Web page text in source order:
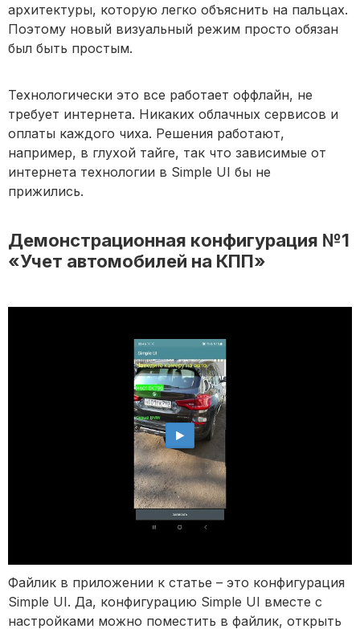
архитектуры, которую легко объяснить на пальцах.
Поэтому новый визуальный режим просто обязан
был быть простым.
Технологически это все работает оффлайн, не
требует интернета. Никаких облачных сервисов и
оплаты каждого чиха. Решения работают,
например, в глухой тайге, так что зависимые от
интернета технологии в Simple UI бы не
прижились.
Демонстрационная конфигурация №1
«Учет автомобилей на КПП»
Файлик в приложении к статье – это конфигурация
Simple UI. Да, конфигурацию Simple UI вместе с
настройками можно поместить в файлик, открыть